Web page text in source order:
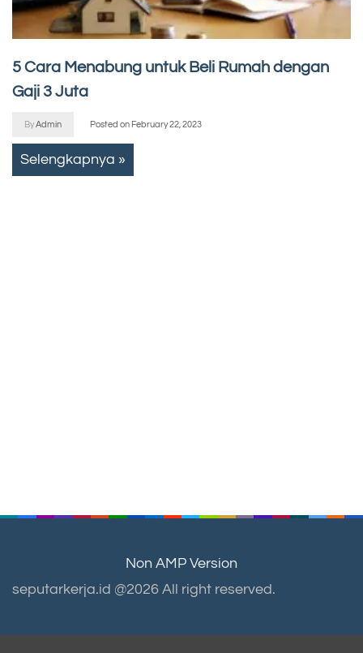
5 Cara Menabung untuk Beli Rumah dengan
Gaji 3 Juta
ByAdmin Posted on February 22, 2023
Selengkapnya »
Non AMP Version
seputarkerja.id @2026 All right reserved.